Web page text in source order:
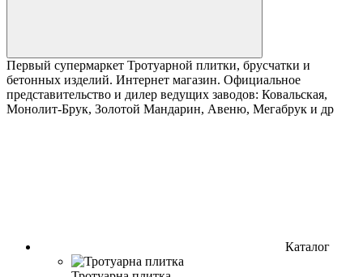
Первый супермаркет Тротуарной плитки, брусчатки и
бетонных изделий. Интернет магазин. Официальное
представительство и дилер ведущих заводов: Ковальская,
Монолит-Брук, Золотой Мандарин, Авеню, Мегабрук и др
Каталог